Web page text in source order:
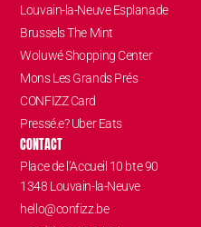
Louvain-la-Neuve Esplanade
Brussels The Mint
Woluwé Shopping Center
Mons Les Grands Prés
CONFIZZ Card
Pressé.e? Uber Eats
CONTACT
Place de l’Accueil 10 bte 90
1348 Louvain-la-Neuve
hello@confizz.be